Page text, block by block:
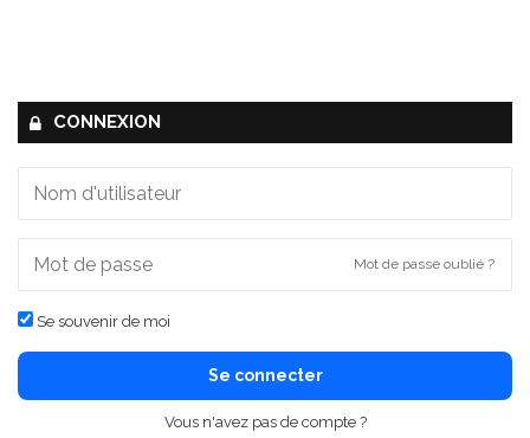
CONNEXION
Mot de passe oublié ?
Se souvenir de moi
Se connecter
Vous n'avez pas de compte ?